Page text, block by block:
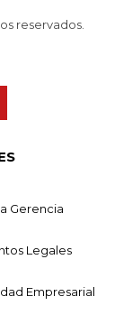
reservados.
Gerencia
Legales
Empresarial